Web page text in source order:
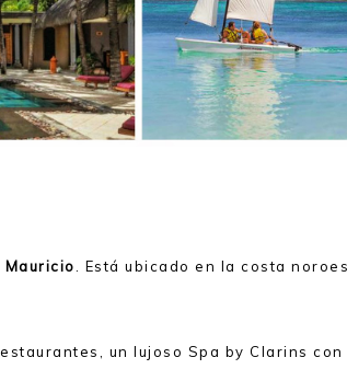
. Está ubicado en la costa
un lujoso Spa by Clarins con